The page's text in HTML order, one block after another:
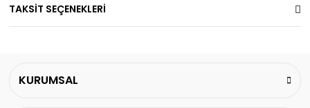
TAKSİT SEÇENEKLERİ
KURUMSAL